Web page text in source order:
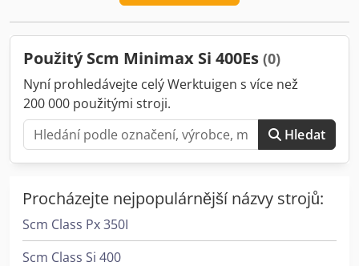
Použitý Scm Minimax Si 400Es (0)
Nyní prohledávejte celý Werktuigen s více než
200 000 použitými stroji.
Hledat
Procházejte nejpopulárnější názvy strojů:
Scm Class Px 350I
Scm Class Si 400